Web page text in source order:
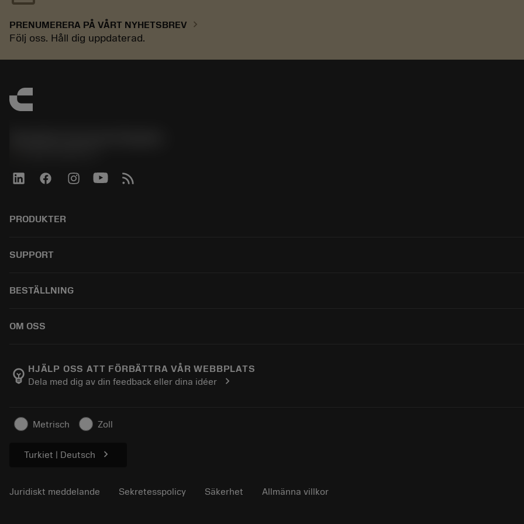
PRENUMERERA PÅ VÅRT NYHETSBREV chevron_right
Följ oss. Håll dig uppdaterad.
PRODUKTER
All programvara
Omkonditionering
SUPPORT
Distributörer och specialister
Kalkylatorer och appar
BESTÄLLNING
Beställ
Spåra din beställning
Skapa en offert
OM OSS
Tillverkning med välmående
Karriär
Artiklar
För press
emoji_objects HJÄLP OSS ATT FÖRBÄTTRA VÅR WEBBPLATS
Dela med dig av din feedback eller dina idéer
chevron_right
Metrisch Zoll
Turkiet | Deutsch chevron_right
Juridiskt meddelande Sekretesspolicy Säkerhet Allmänna villkor